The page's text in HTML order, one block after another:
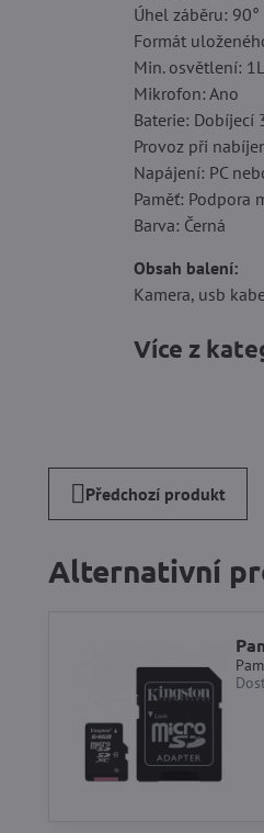
Úhel záběru: 90°
Formát
Min. osvětlení:
Mikrofon: Ano
Baterie: Dobíjecí
Provoz při
Napájení: PC
Paměť: Podpora
Barva: Černá
Obsah balení:
Kamera, usb
Více z
Předchozí produkt
Alternativní